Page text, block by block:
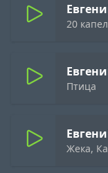
20
Птица
Жека,